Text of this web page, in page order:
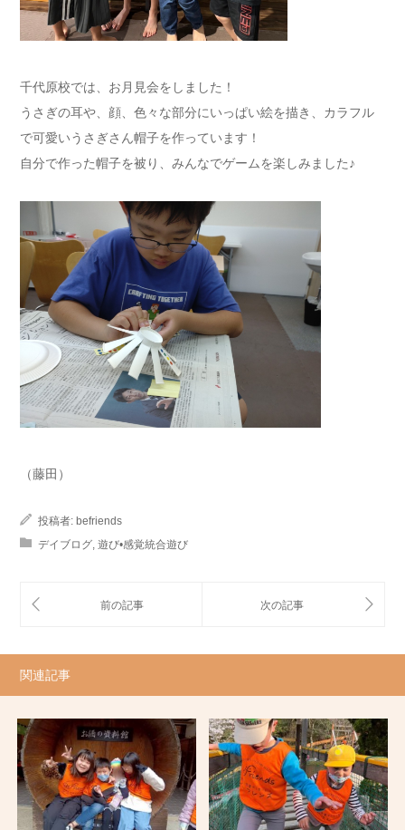
千代原校では、お月見会をしました！
うさぎの耳や、顔、色々な部分にいっぱい絵を描き、カラフル
で可愛いうさぎさん帽子を作っています！
自分で作った帽子を被り、みんなでゲームを楽しみました♪
（藤田）
投稿者: befriends
デイブログ 遊び•感覚統合遊び
関連記事